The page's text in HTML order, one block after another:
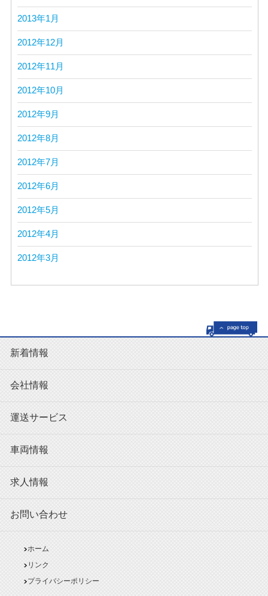
2013年1月
2012年12月
2012年11月
2012年10月
2012年9月
2012年8月
2012年7月
2012年6月
2012年5月
2012年4月
2012年3月
新着情報
会社情報
運送サービス
車両情報
求人情報
お問い合わせ
ホーム
リンク
プライバシーポリシー